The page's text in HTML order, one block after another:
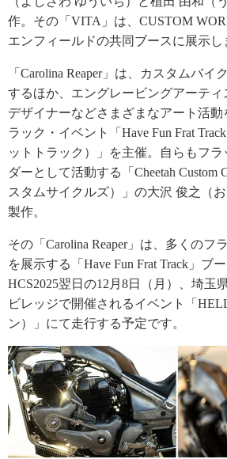
作。その「VITA」は、CUSTOM
エンフィールドの共同ブースに展示し
「Carolina Reaper」は、カスタムバイ
するほか、エングレービングアーティ
デザイナーなどさまざまなアート活動
ラック・イベント「Have Fun Frat
ットトラック）」を主催。自らもフラ
ダーとして活動する「Cheetah Custom
スタムサイクルズ）」の大沢 俊之（
製作。
その「Carolina Reaper」は、多くのフ
を展示する「Have Fun Frat Track」ブ
HCS2025翌日の12月8日（月）、埼玉
ビレッジで開催されるイベント「
ン）」にて走行する予定です。